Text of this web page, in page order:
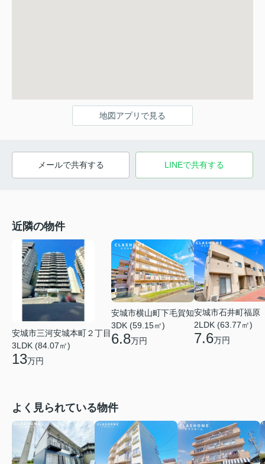
地図アプリで見る
メールで共有する LINEで共有する
近隣の物件
安城市三河安城本町２丁目
3LDK (84.07㎡)
13万円
安城市横山町下毛賀知
3DK (59.15㎡)
6.8万円
安城市石井町福原
2LDK (63.77㎡)
7.6万円
よく見られている物件